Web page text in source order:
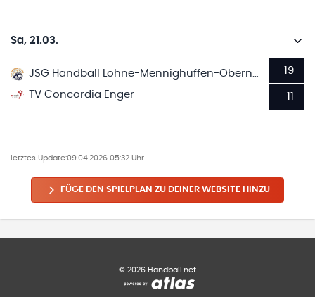
Sa, 21.03.
JSG Handball Löhne-Mennighüffen-Obernbeck
TV Concordia Enger
19
letztes Update:09.04.2026 05:32 Uhr
FÜGE DEN SPIELPLAN ZU DEINER WEBSITE HINZU
© 2026 Handball.net